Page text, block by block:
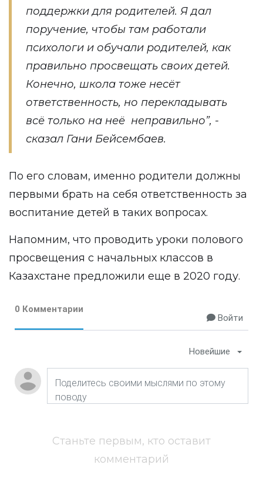
поддержки для родителей. Я дал
поручение, чтобы там работали
психологи и обучали родителей, как
правильно просвещать своих детей.
Конечно, школа тоже несёт
ответственность, но перекладывать
всё только на неё неправильно”, -
сказал Гани Бейсембаев.
По его словам, именно родители должны
первыми брать на себя ответственность за
воспитание детей в таких вопросах.
Напомним, что проводить уроки полового
просвещения с начальных классов в
Казахстане предложили еще в 2020 году.
0 Комментарии
Войти
Новейшие
Станьте первым, кто оставит
комментарий